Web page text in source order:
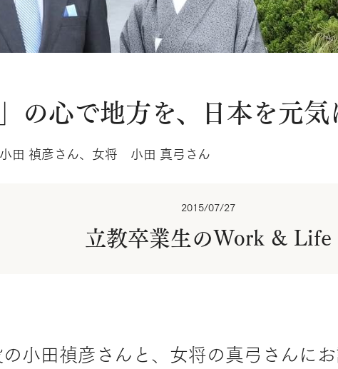
の心で地方を、日本を元気
禎彦さん、女将 小田 真弓さん
2015/07/27
立教卒業生のWork & Life
田禎彦さんと、女将の真弓さんにお